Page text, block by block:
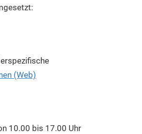
(Web)
10.00 bis 17.00 Uhr